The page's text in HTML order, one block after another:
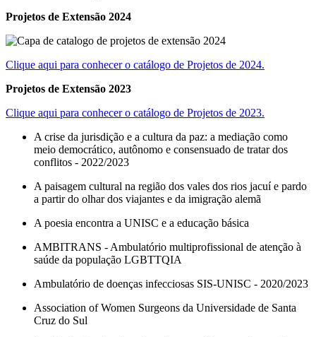
Projetos de Extensão 2024
Clique aqui para conhecer o catálogo de Projetos de 2024.
Projetos de Extensão 2023
Clique aqui para conhecer o catálogo de Projetos de 2023.
A crise da jurisdição e a cultura da paz: a mediação como
meio democrático, autônomo e consensuado de tratar dos
conflitos - 2022/2023
A paisagem cultural na região dos vales dos rios jacuí e pardo
a partir do olhar dos viajantes e da imigração alemã
A poesia encontra a UNISC e a educação básica
AMBITRANS - Ambulatório multiprofissional de atenção à
saúde da população LGBTTQIA
Ambulatório de doenças infecciosas SIS-UNISC - 2020/2023
Association of Women Surgeons da Universidade de Santa
Cruz do Sul